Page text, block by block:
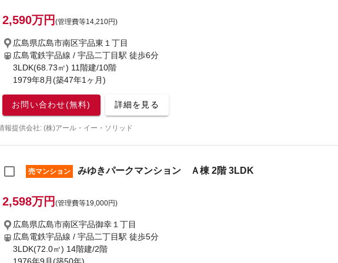
2,590万円 (管理費等14,210円)
広島県広島市南区宇品東１丁目
広島電鉄宇品線 / 宇品二丁目駅 徒歩6分
3LDK(68.73㎡) 11階建/10階
1979年8月(築47年1ヶ月)
お問い合わせ(無料) 詳細を見る
報提供会社: (株)アール・イー・ソリッド
売マンション みゆきパークマンション Ａ棟 2階 3LDK
2,598万円 (管理費等19,000円)
広島県広島市南区宇品御幸１丁目
広島電鉄宇品線 / 宇品二丁目駅 徒歩5分
3LDK(72.0㎡) 14階建/2階